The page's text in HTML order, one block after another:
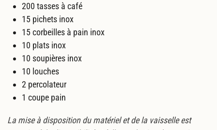
200 tasses à café
15 pichets inox
15 corbeilles à pain inox
10 plats inox
10 soupières inox
10 louches
2 percolateur
1 coupe pain
La mise à disposition du matériel et de la vaisselle est